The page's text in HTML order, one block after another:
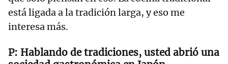
está ligada a la tradición larga, y eso me
interesa más.
Hablando de tradiciones, usted abrió una